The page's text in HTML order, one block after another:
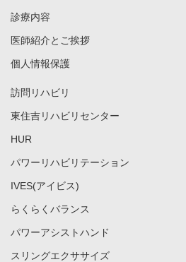
診療内容
医師紹介とご挨拶
個人情報保護
訪問リハビリ
東住吉リハビリセンター
HUR
パワーリハビリテーション
IVES(アイビス)
らくらくバランス
パワーアシストハンド
スリングエクササイズ